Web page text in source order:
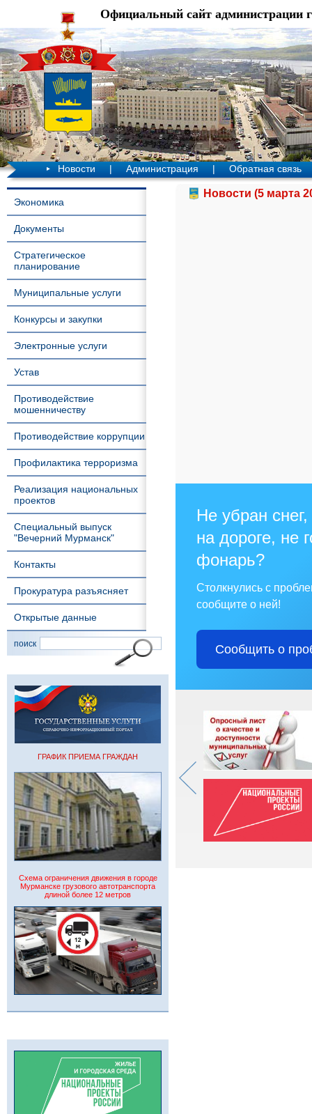
Официальный сайт администрации
Новости | Администрация | Обратная связь
Экономика
Документы
Стратегическое
планирование
Муниципальные услуги
Конкурсы и закупки
Электронные услуги
Устав
Противодействие
мошенничеству
Противодействие коррупции
Профилактика терроризма
Реализация национальных
проектов
Специальный выпуск
"Вечерний Мурманск"
Контакты
Прокуратура разъясняет
Открытые данные
поиск
ГРАФИК ПРИЕМА ГРАЖДАН
Схема ограничения движения в городе
Мурманске грузового автотранспорта
длиной более 12 метров
Новости (5 марта
Не убран
на дороге, не
фонарь?
Столкнулись с
сообщите о ней!
Сообщить о